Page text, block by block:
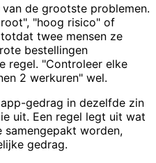
de grootste problemen.
"hoog risico" of
twee mensen ze
bestellingen
regel. "Controleer elke
2 werkuren" wel.
gedrag in dezelfde zin
uit. Een regel legt uit wat
worden,
gedrag.